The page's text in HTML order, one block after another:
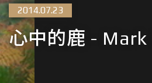
2014.07.23
心中的鹿 -